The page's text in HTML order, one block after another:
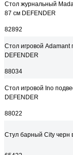
Стол журнальный
87 см DEFENDER
82892
Стол игровой
DEFENDER
88034
Стол игровой Ino
DEFENDER
88022
Стул барный City черн